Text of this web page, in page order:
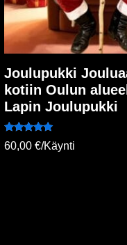
Joulupukki
kotiin Oulun
Lapin Joulupukki
Arvostelu
tuotteesta:
60,00 €/Käynti